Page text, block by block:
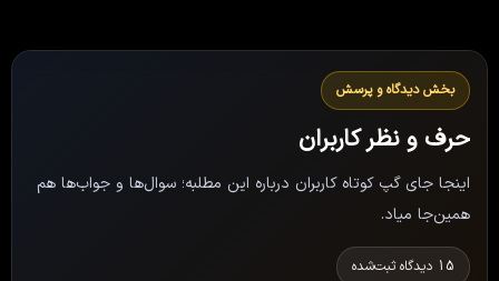
بخش دیدگاه و پرسش
حرف و نظر کاربران
اینجا جای گپ کوتاه کاربران درباره این مطلبه؛ سوال‌ها و جواب‌ها هم
همین‌جا میاد.
15 دیدگاه ثبت‌شده